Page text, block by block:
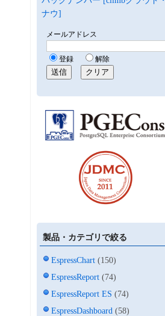
ナウ]
製品・カテゴリで絞る
EspressChart (150)
EspressReport (74)
EspressReport ES (74)
EspressDashboard (58)